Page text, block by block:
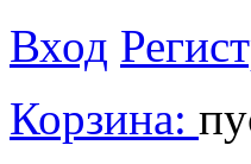
Вход
Корзина: